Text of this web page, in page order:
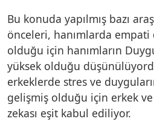
Bu konuda yapılmış bazı
önceleri, hanımlarda
olduğu için hanımların
yüksek olduğu
erkeklerde stres ve
gelişmiş olduğu için erkek
zekası eşit kabul ediliyor.